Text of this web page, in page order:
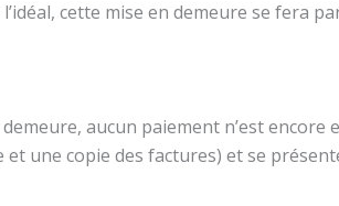
cette mise en demeure se fera
aucun paiement n’est
une copie des factures) et se